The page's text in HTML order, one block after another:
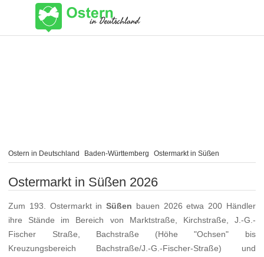
Ostern in Deutschland Baden-Württemberg Ostermarkt in Süßen
Ostermarkt in Süßen 2026
Zum 193. Ostermarkt inSüßen bauen 2026 etwa 200 Händler
ihre Stände im Bereich von Marktstraße, Kirchstraße, J.-G.-
Fischer Straße, Bachstraße (Höhe "Ochsen" bis
Kreuzungsbereich Bachstraße/J.-G.-Fischer-Straße) und